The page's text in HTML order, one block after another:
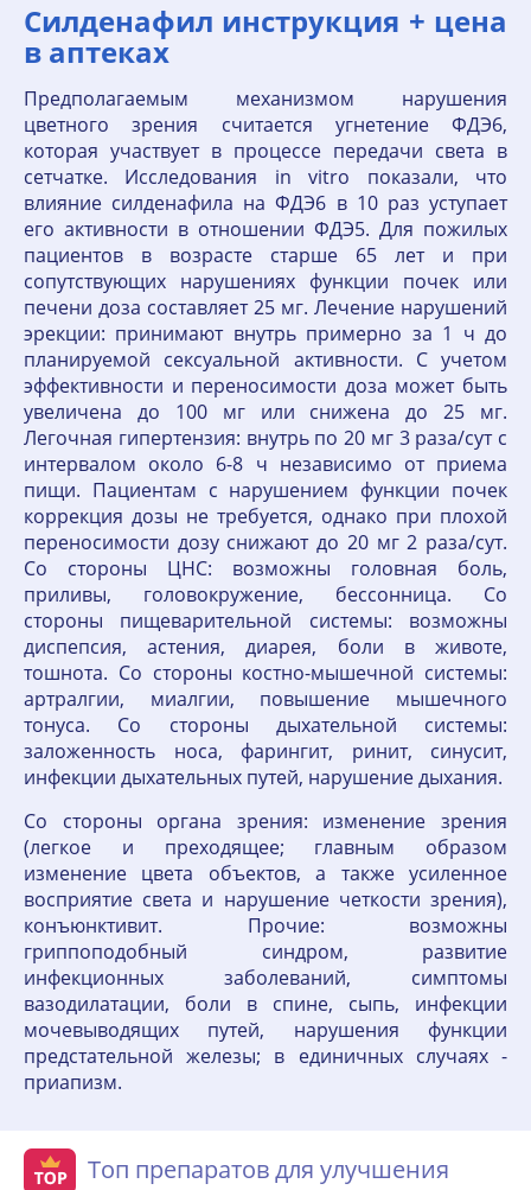
Силденафил инструкция + цена
в аптеках
Предполагаемым механизмом нарушения
цветного зрения считается угнетение ФДЭ6,
которая участвует в процессе передачи света в
сетчатке. Исследования in vitro показали, что
влияние силденафила на ФДЭ6 в 10 раз уступает
его активности в отношении ФДЭ5. Для пожилых
пациентов в возрасте старше 65 лет и при
сопутствующих нарушениях функции почек или
печени доза составляет 25 мг. Лечение нарушений
эрекции: принимают внутрь примерно за 1 ч до
планируемой сексуальной активности. С учетом
эффективности и переносимости доза может быть
увеличена до 100 мг или снижена до 25 мг.
Легочная гипертензия: внутрь по 20 мг 3 раза/сут с
интервалом около 6-8 ч независимо от приема
пищи. Пациентам с нарушением функции почек
коррекция дозы не требуется, однако при плохой
переносимости дозу снижают до 20 мг 2 раза/сут.
Со стороны ЦНС: возможны головная боль,
приливы, головокружение, бессонница. Со
стороны пищеварительной системы: возможны
диспепсия, астения, диарея, боли в животе,
тошнота. Со стороны костно-мышечной системы:
артралгии, миалгии, повышение мышечного
тонуса. Со стороны дыхательной системы:
заложенность носа, фарингит, ринит, синусит,
инфекции дыхательных путей, нарушение дыхания.
Со стороны органа зрения: изменение зрения
(легкое и преходящее; главным образом
изменение цвета объектов, а также усиленное
восприятие света и нарушение четкости зрения),
конъюнктивит. Прочие: возможны
гриппоподобный синдром, развитие
инфекционных заболеваний, симптомы
вазодилатации, боли в спине, сыпь, инфекции
мочевыводящих путей, нарушения функции
предстательной железы; в единичных случаях -
приапизм.
Топ препаратов для улучшения